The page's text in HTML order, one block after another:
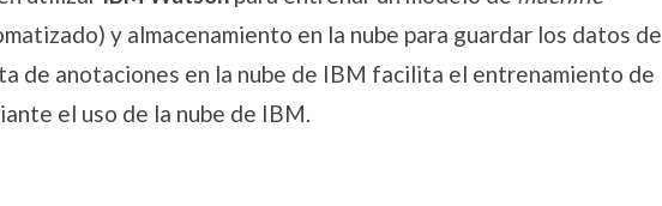
y almacenamiento en la nube para guardar los datos de
de anotaciones en la nube de IBM facilita el entrenamiento de
el uso de la nube de IBM.